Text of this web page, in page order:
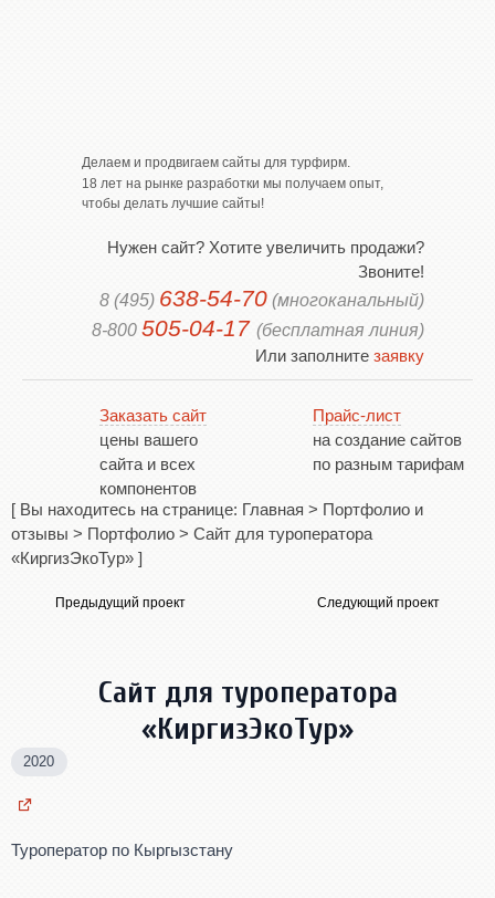
Делаем и продвигаем сайты для турфирм.
18 лет на рынке разработки мы получаем опыт,
чтобы делать лучшие сайты!
Нужен сайт? Хотите увеличить продажи?
Звоните!
8 (495) 638-54-70 (многоканальный)
8-800 505-04-17 (бесплатная линия)
Или заполните заявку
Заказать сайт
цены вашего
сайта и всех
компонентов
Прайс-лист
на создание сайтов
по разным тарифам
[ Вы находитесь на странице: Главная > Портфолио и
отзывы > Портфолио > Сайт для туроператора
«КиргизЭкоТур» ]
Предыдущий проект Следующий проект
Сайт для туроператора
«КиргизЭкоТур»
2020
Туроператор по Кыргызстану